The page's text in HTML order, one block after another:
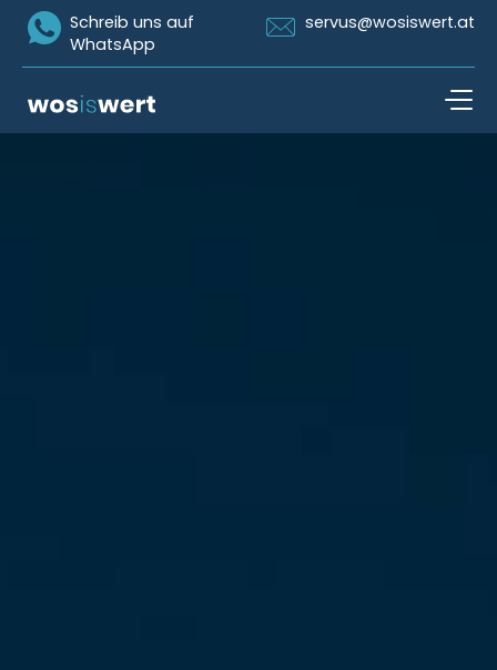
Icon Whatsapp
Schreib uns auf
WhatsApp
Icon Email
servus@wosiswert.at